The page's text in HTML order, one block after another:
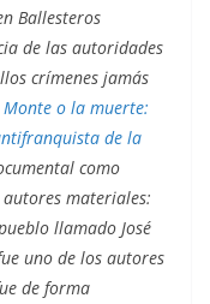
Ballesteros
de las autoridades
crímenes jamás
Monte o la muerte:
de la
como
materiales:
llamado José
uno de los autores
de forma